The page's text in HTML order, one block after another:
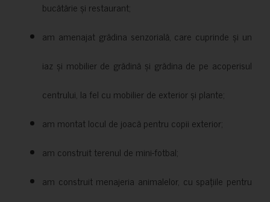
bucătărie și restaurant;
am amenajat grădina senzorială, care cuprinde și un
iaz și mobilier de grădină și grădina de pe acoperisul
centrului, la fel cu mobilier de exterior și plante;
am montat locul de joacă pentru copii exterior;
am construit terenul de mini-fotbal;
am construit menajeria animalelor, cu spațiile pentru